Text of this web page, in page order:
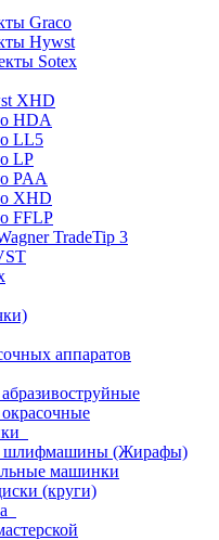
Graco
Hywst
Sotex
XHD
HDA
LL5
LP
PAA
XHD
FFLP
TradeTip 3
аппаратов
шлифмашины (Жирафы)
машинки
(круги)